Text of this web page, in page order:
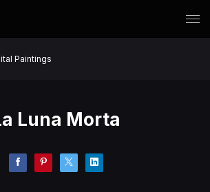
Paintings
Luna Morta